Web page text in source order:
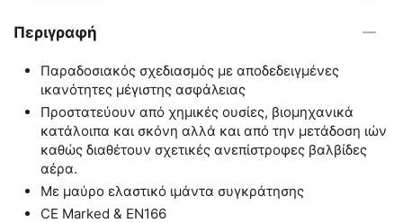
Περιγραφή
Παραδοσιακός σχεδιασμός με αποδεδειγμένες
ικανότητες μέγιστης ασφάλειας
Προστατεύουν από χημικές ουσίες, βιομηχανικά
κατάλοιπα και σκόνη αλλά και από την μετάδοση ιών
καθώς διαθέτουν σχετικές ανεπίστροφες βαλβίδες
αέρα.
Με μαύρο ελαστικό ιμάντα συγκράτησης
CE Marked & EN166